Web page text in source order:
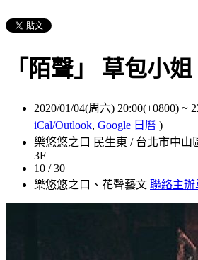
「陌聲」 草包小
2020/01/04(周六) 20:00(+0800) ~
iCal/Outlook, Google 日曆 )
樂悠悠之口 民生東 / 台北市中山
3F
10 / 30
樂悠悠之口、花聲藝文 聯絡主辦